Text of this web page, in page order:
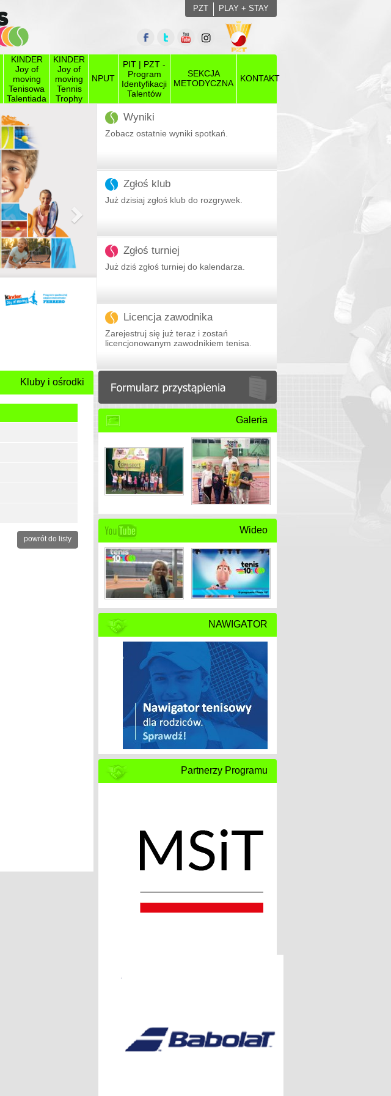
PZT PLAY + STAY
KINDER
Joy of
moving
Tenisowa
Talentiada
KINDER
Joy of
moving
Tennis
Trophy
NPUT
PIT | PZT -
Program
Identyfikacji
Talentów
SEKCJA
METODYCZNA
KONTAKT
Następny
Wyniki
Zobacz ostatnie wyniki spotkań.
Zgłoś klub
Już dzisiaj zgłoś klub do rozgrywek.
Zgłoś turniej
Już dziś zgłoś turniej do kalendarza.
Licencja zawodnika
Zarejestruj się już teraz i zostań
licencjonowanym zawodnikiem tenisa.
Kluby i ośrodki
powrót do listy
Galeria
Wideo
NAWIGATOR
Partnerzy Programu